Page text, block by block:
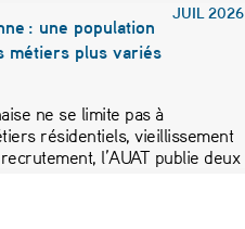
JUIL 2026
: une population
métiers plus variés
ne se limite pas à
résidentiels, vieillissement
l’AUAT publie deux